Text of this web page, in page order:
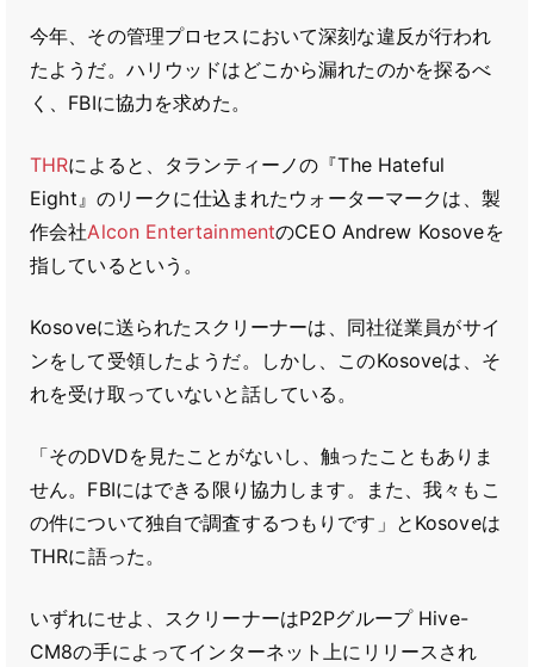
今年、その管理プロセスにおいて深刻な違反が行われ
たようだ。ハリウッドはどこから漏れたのかを探るべ
く、FBIに協力を求めた。
THRによると、タランティーノの『The Hateful
Eight』のリークに仕込まれたウォーターマークは、製
作会社Alcon EntertainmentのCEO Andrew Kosoveを
指しているという。
Kosoveに送られたスクリーナーは、同社従業員がサイ
ンをして受領したようだ。しかし、このKosoveは、そ
れを受け取っていないと話している。
「そのDVDを見たことがないし、触ったこともありま
せん。FBIにはできる限り協力します。また、我々もこ
の件について独自で調査するつもりです」とKosoveは
THRに語った。
いずれにせよ、スクリーナーはP2Pグループ Hive-
CM8の手によってインターネット上にリリースされ